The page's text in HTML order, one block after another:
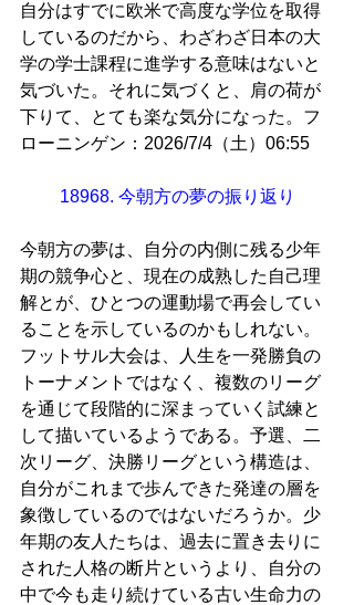
自分はすでに欧米で高度な学位を取得
しているのだから、わざわざ日本の大
学の学士課程に進学する意味はないと
気づいた。それに気づくと、肩の荷が
下りて、とても楽な気分になった。フ
ローニンゲン：2026/7/4（土）06:55
18968. 今朝方の夢の振り返り
今朝方の夢は、自分の内側に残る少年
期の競争心と、現在の成熟した自己理
解とが、ひとつの運動場で再会してい
ることを示しているのかもしれない。
フットサル大会は、人生を一発勝負の
トーナメントではなく、複数のリーグ
を通じて段階的に深まっていく試練と
して描いているようである。予選、二
次リーグ、決勝リーグという構造は、
自分がこれまで歩んできた発達の層を
象徴しているのではないだろうか。少
年期の友人たちは、過去に置き去りに
された人格の断片というより、自分の
中で今も走り続けている古い生命力の